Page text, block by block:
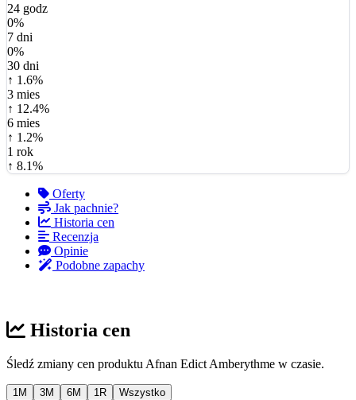
24 godz
0%
7 dni
0%
30 dni
↑ 1.6%
3 mies
↑ 12.4%
6 mies
↑ 1.2%
1 rok
↑ 8.1%
Oferty
Jak pachnie?
Historia cen
Recenzja
Opinie
Podobne zapachy
Historia cen
Śledź zmiany cen produktu Afnan Edict Amberythme w czasie.
1M 3M 6M 1R Wszystko